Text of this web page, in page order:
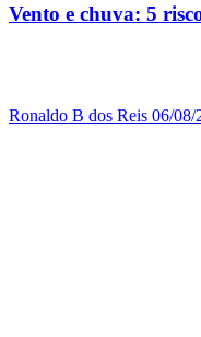
Vento e chuva: 5
Ronaldo B dos Reis 06/08/